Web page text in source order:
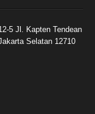
5 Jl. Kapten Tendean
Selatan 12710